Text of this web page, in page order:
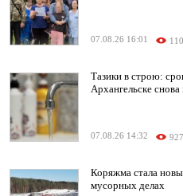
07.08.26 16:01
Тазики в строю:
Архангельске снова
07.08.26 14:32 927
Коряжма стала
мусорных делах